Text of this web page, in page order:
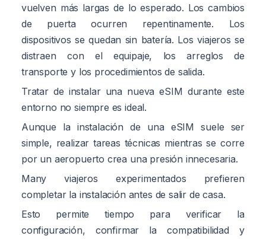
vuelven más largas de lo esperado. Los cambios
de puerta ocurren repentinamente. Los
dispositivos se quedan sin batería. Los viajeros se
distraen con el equipaje, los arreglos de
transporte y los procedimientos de salida.
Tratar de instalar una nueva eSIM durante este
entorno no siempre es ideal.
Aunque la instalación de una eSIM suele ser
simple, realizar tareas técnicas mientras se corre
por un aeropuerto crea una presión innecesaria.
Many viajeros experimentados prefieren
completar la instalación antes de salir de casa.
Esto permite tiempo para verificar la
configuración, confirmar la compatibilidad y